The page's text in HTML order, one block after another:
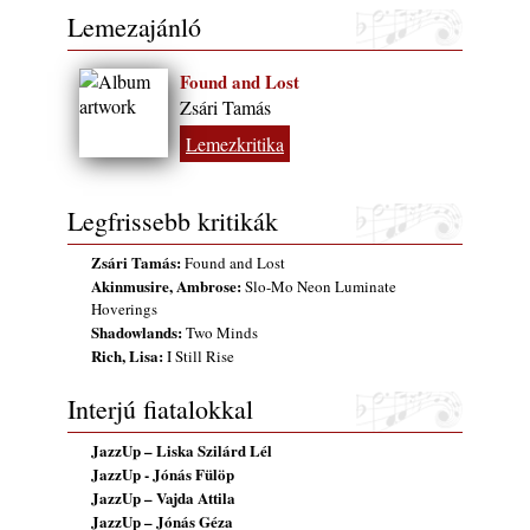
2026. augusztus 01.
2026-os jazzfesztiválok, amelyekről én is
tudok… 18. rész: Zempléni Fesztivál
(Sátoraljaújhely – 2026. augusztus 13-23.)
2026. augusztus 01.
Jazz-rock albumok 1986-ból - John Scofield
2026. augusztus 01.
Ma 40 éves Gyarmati Gábor és 54 éves
Florian Ross
2026. augusztus 01.
Vér, tornádó és jazz – megjelent a Daveform
Quintet és Kurt Rosenwinkel közös
2026. július 31.
A Grencsoport Lewis Jordan-nel a
Meseházban
2026. július 31.
Lemezajánló
Found and Lost
Zsári Tamás
Lemezkritika
Legfrissebb kritikák
Zsári Tamás:Found and Lost
Akinmusire, Ambrose:Slo-Mo Neon Luminate
Hoverings
Shadowlands:Two Minds
Rich, Lisa:I Still Rise
Interjú fiatalokkal
JazzUp – Liska Szilárd Lél
JazzUp - Jónás Fülöp
JazzUp – Vajda Attila
JazzUp – Jónás Géza